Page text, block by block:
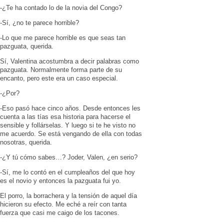
-¿Te ha contado lo de la novia del Congo?
-Sí, ¿no te parece horrible?
-Lo que me parece horrible es que seas tan
pazguata, querida.
Sí, Valentina acostumbra a decir palabras como
pazguata. Normalmente forma parte de su
encanto, pero este era un caso especial.
-¿Por?
-Eso pasó hace cinco años. Desde entonces les
cuenta a las tías esa historia para hacerse el
sensible y follárselas. Y luego si te he visto no
me acuerdo. Se está vengando de ella con todas
nosotras, querida.
-¿Y tú cómo sabes…? Joder, Valen, ¿en serio?
-Sí, me lo contó en el cumpleaños del que hoy
es el novio y entonces la pazguata fui yo.
El porro, la borrachera y la tensión de aquel día
hicieron su efecto. Me eché a reír con tanta
fuerza que casi me caigo de los tacones.